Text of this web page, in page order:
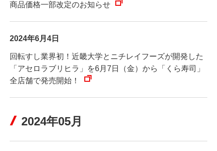
商品価格一部改定のお知らせ
2024年6月4日
回転すし業界初！近畿大学とニチレイフーズが開発した
「アセロラブリヒラ」を6月7日（金）から「くら寿司」
全店舗で発売開始！
2024年05月